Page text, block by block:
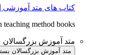
کتاب های متد آموزشی
teaching method books
متد آموزش بزرگسالان
متد آموزش بزرگسالان